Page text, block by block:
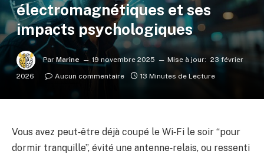
électromagnétiques et ses
impacts psychologiques
Par Marine 19 novembre 2025 Mise à jour: 23 février
2026
Aucun commentaire 13 Minutes de Lecture
Vous avez peut‑être déjà coupé le Wi‑Fi le soir “pour
dormir tranquille”, évité une antenne‑relais, ou ressenti